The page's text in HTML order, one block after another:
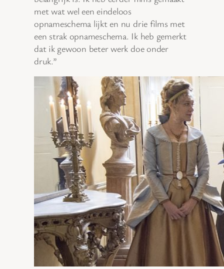
met wat wel een eindeloos
opnameschema lijkt en nu drie films met
een strak opnameschema. Ik heb gemerkt
dat ik gewoon beter werk doe onder
druk.”